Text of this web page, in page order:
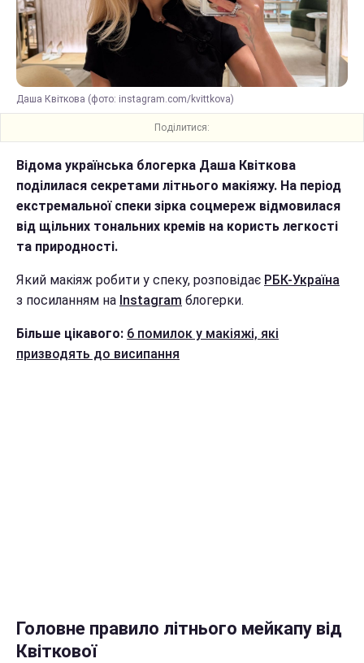
Даша Квіткова (фото: instagram.com/kvittkova)
Поділитися:
Відома українська блогерка Даша Квіткова
поділилася секретами літнього макіяжу. На період
екстремальної спеки зірка соцмереж відмовилася
від щільних тональних кремів на користь легкості
та природності.
Який макіяж робити у спеку, розповідає РБК-Україна
з посиланням на Instagram блогерки.
Більше цікавого: 6 помилок у макіяжі, які
призводять до висипання
Головне правило літнього мейкапу від
Квіткової